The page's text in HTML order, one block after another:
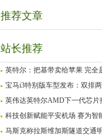
推荐文章
站长推荐
英特尔：把基带卖给苹果 完全
宝马i3特别版车型发布：双排
英伟达英特尔AMD下一代芯片
科技创新赋能平安机场 赛为智
马斯克称拉斯维加斯隧道交通